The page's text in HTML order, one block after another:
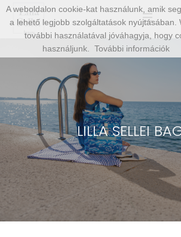
LILLA SELLEI
A weboldalon cookie-kat használunk, amik
a lehető legjobb szolgáltatások nyújtásában.
további használatával jóváhagyja, hogy
használjunk.
További információk